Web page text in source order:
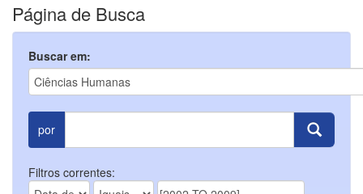
Página de Busca
Buscar em:
por
Filtros correntes: